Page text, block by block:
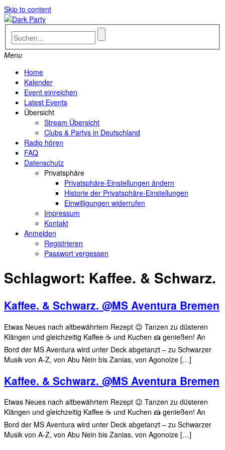
Skip to content
Menu
Home
Kalender
Event einreichen
Latest Events
Übersicht
Stream Übersicht
Clubs & Partys in Deutschland
Radio hören
FAQ
Datenschutz
Privatsphäre
Privatsphäre-Einstellungen ändern
Historie der Privatsphäre-Einstellungen
Einwilligungen widerrufen
Impressum
Kontakt
Anmelden
Registrieren
Passwort vergessen
Schlagwort: Kaffee. & Schwarz.
Kaffee. & Schwarz. @MS Aventura Bremen
Etwas Neues nach altbewährtem Rezept 😉 Tanzen zu düsteren
Klängen und gleichzeitig Kaffee ☕️ und Kuchen 🍰 genießen! An
Bord der MS Aventura wird unter Deck abgetanzt – zu Schwarzer
Musik von A-Z, von Abu Nein bis Zanias, von Agonoize […]
Kaffee. & Schwarz. @MS Aventura Bremen
Etwas Neues nach altbewährtem Rezept 😉 Tanzen zu düsteren
Klängen und gleichzeitig Kaffee ☕️ und Kuchen 🍰 genießen! An
Bord der MS Aventura wird unter Deck abgetanzt – zu Schwarzer
Musik von A-Z, von Abu Nein bis Zanias, von Agonoize […]